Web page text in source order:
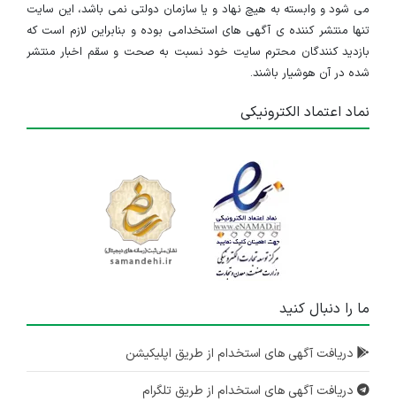
می شود و وابسته به هیچ نهاد و یا سازمان دولتی نمی باشد، این سایت
تنها منتشر کننده ی آگهی های استخدامی بوده و بنابراین لازم است که
بازدید کنندگان محترم سایت خود نسبت به صحت و سقم اخبار منتشر
شده در آن هوشیار باشند.
نماد اعتماد الکترونیکی
ما را دنبال کنید
دریافت آگهی های استخدام از طریق اپلیکیشن
دریافت آگهی های استخدام از طریق تلگرام